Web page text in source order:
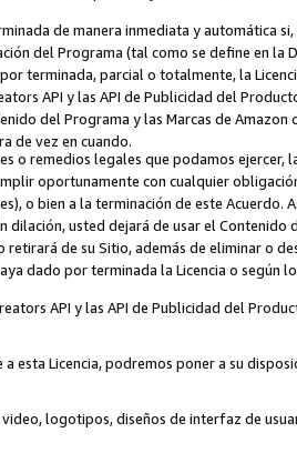
de manera inmediata y automática
del Programa (tal como se define en la
terminada, parcial o totalmente, la
API y las API de Publicidad del
del Programa y las Marcas de
de vez en cuando.
o remedios legales que podamos
oportunamente con cualquier
o bien a la terminación de este
dilación, usted dejará de usar el
retirará de su Sitio, además de eliminar o
dado por terminada la Licencia o según
API y las API de Publicidad del
a esta Licencia, podremos poner a su
video, logotipos, diseños de interfaz de